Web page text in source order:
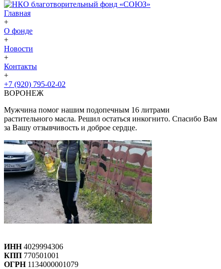
Главная
+
О фонде
+
Новости
+
Контакты
+
+7 (920) 795-02-02
ВОРОНЕЖ
Мужчина помог нашим подопечным 16 литрами
растительного масла. Решил остаться инкогнито. Спасибо Вам
за Вашу отзывчивость и доброе сердце.
ИНН4029994306
КПП 770501001
ОГРН1134000001079